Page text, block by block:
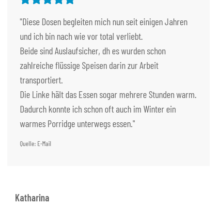
"Diese Dosen begleiten mich nun seit einigen Jahren
und ich bin nach wie vor total verliebt.
Beide sind Auslaufsicher, dh es wurden schon
zahlreiche flüssige Speisen darin zur Arbeit
transportiert.
Die Linke hält das Essen sogar mehrere Stunden warm.
Dadurch konnte ich schon oft auch im Winter ein
warmes Porridge unterwegs essen."
Quelle: E-Mail
Katharina